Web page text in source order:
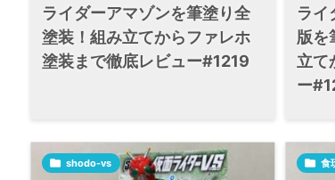
ライダーアマゾンを筆塗り全
塗装！組み立てからファレホ
塗装まで徹底レビュー#1219
ライ
版を
立て
ー
 shodo-vs  食